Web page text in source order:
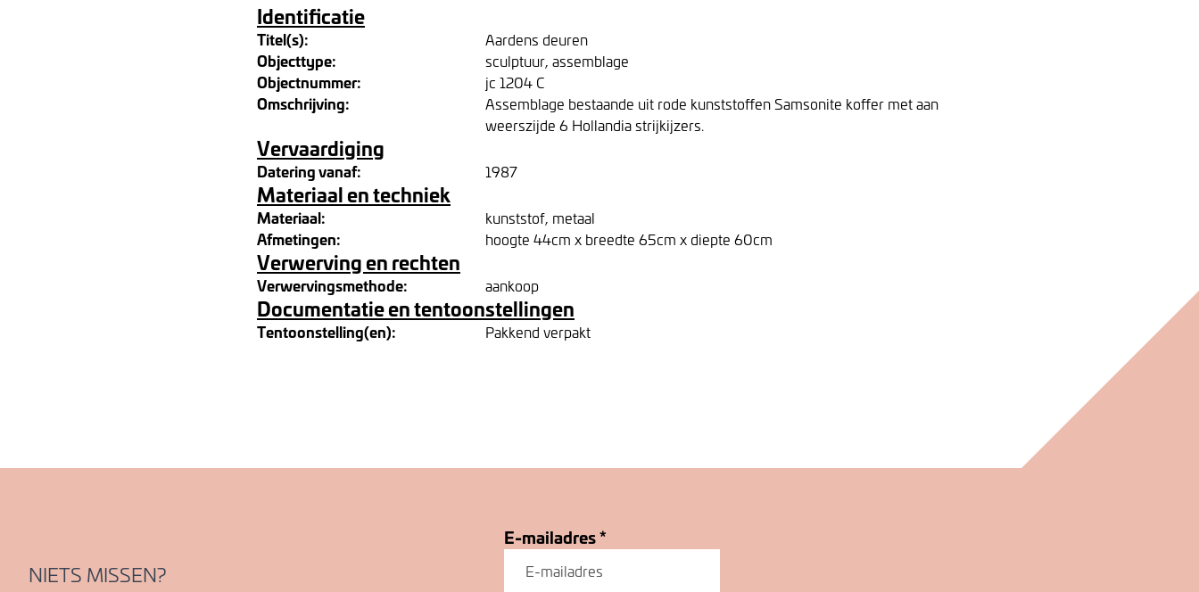
Identificatie
Titel(s): Aardens deuren
Objecttype: sculptuur, assemblage
Objectnummer: jc 1204 C
Omschrijving:
Assemblage bestaande uit rode kunststoffen Samsonite koffer met aan
weerszijde 6 Hollandia strijkijzers.
Vervaardiging
Datering vanaf: 1987
Materiaal en techniek
Materiaal: kunststof, metaal
Afmetingen: hoogte 44cm x breedte 65cm x diepte 60cm
Verwerving en rechten
Verwervingsmethode: aankoop
Documentatie en tentoonstellingen
Tentoonstelling(en): Pakkend verpakt
NIETS MISSEN?
E-mailadres*